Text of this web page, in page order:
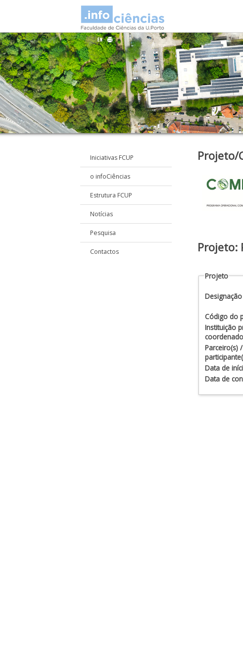
Iniciativas FCUP
o infoCiências
Estrutura FCUP
Notícias
Pesquisa
Contactos
Projeto/
Projeto:
Projeto
Código do
Instituição
Parceiro(s)
Data de
Data de